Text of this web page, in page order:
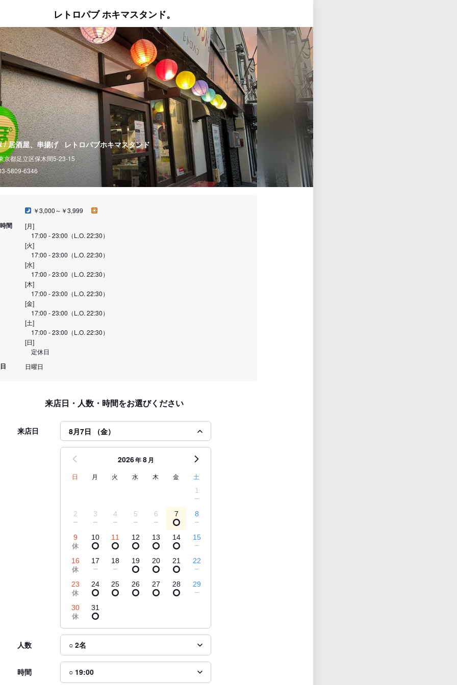
レトロパブ ホキマスタンド。
/ 居酒屋、串揚げ レトロパブホキマスタンド
京都足立区保木間5-23-15
5809-6346
￥3,000～￥3,999
間
[月]
17:00 - 23:00（L.O. 22:30）
[火]
17:00 - 23:00（L.O. 22:30）
[水]
17:00 - 23:00（L.O. 22:30）
[木]
17:00 - 23:00（L.O. 22:30）
[金]
17:00 - 23:00（L.O. 22:30）
[土]
17:00 - 23:00（L.O. 22:30）
[日]
定休日
日曜日
来店日・人数・時間をお選びください
来店日 8月7日 （金）
2026年8月
日 月 火 水 木 金 土
1
2 3 4 5 6 7 8
9 10 11 12 13 14 15
16 17 18 19 20 21 22
23 24 25 26 27 28 29
30 31
人数
時間